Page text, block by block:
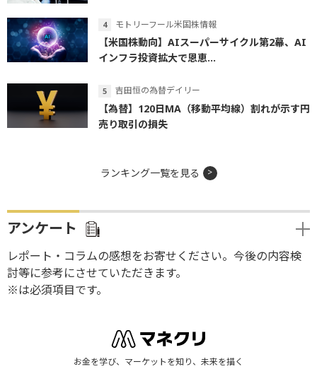
モトリーフール米国株情報
【米国株動向】AIスーパーサイクル第2幕、AI
インフラ投資拡大で恩恵...
吉田恒の為替デイリー
【為替】120日MA（移動平均線）割れが示す円
売り取引の損失
ランキング一覧を見る
アンケート
レポート・コラムの感想をお寄せください。今後の内容検
討等に参考にさせていただきます。
※は必須項目です。
お金を学び、マーケットを知り、未来を描く